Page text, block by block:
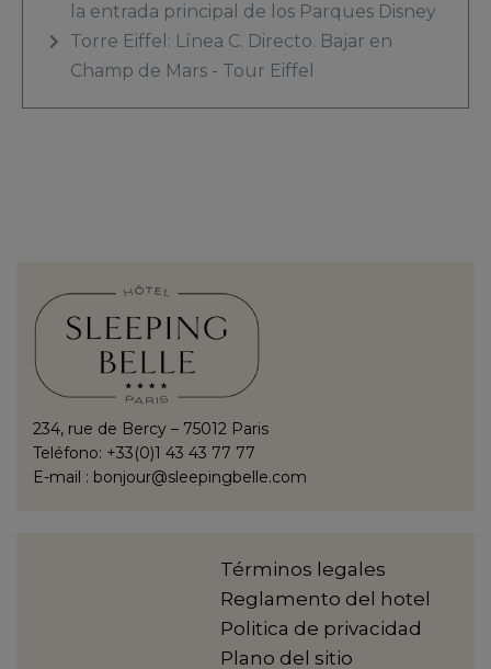
la entrada principal de los Parques Disney
Torre Eiffel: Línea C. Directo. Bajar en
Champ de Mars - Tour Eiffel
234, rue de Bercy – 75012 Paris
Teléfono: +33(0)1 43 43 77 77
E-mail : bonjour@sleepingbelle.com
Términos legales
Reglamento del hotel
Politica de privacidad
Plano del sitio